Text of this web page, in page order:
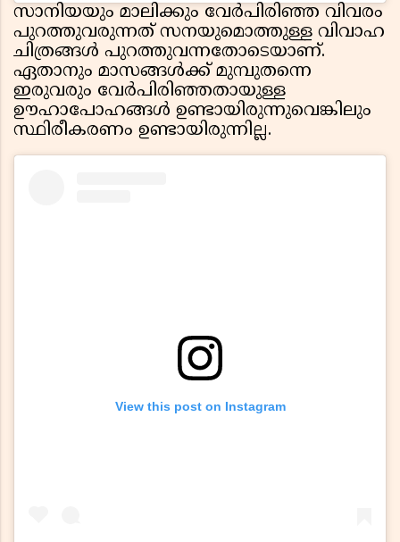
സാനിയയും മാലിക്കും വേര്‍പിരിഞ്ഞ വിവരം
പുറത്തുവരുന്നത് സനയുമൊത്തുള്ള വിവാഹ
ചിത്രങ്ങള്‍ പുറത്തുവന്നതോടെയാണ്.
ഏതാനും മാസങ്ങള്‍ക്ക് മുമ്പുതന്നെ
ഇരുവരും വേര്‍പിരിഞ്ഞതായുള്ള
ഊഹാപോഹങ്ങള്‍ ഉണ്ടായിരുന്നുവെങ്കിലും
സ്ഥിരീകരണം ഉണ്ടായിരുന്നില്ല.
View this post on Instagram